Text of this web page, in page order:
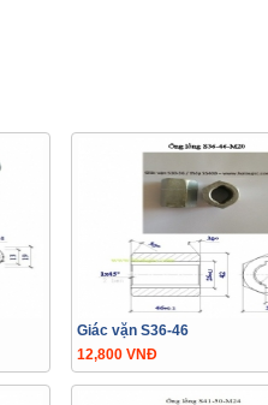
Giác vặn S36-46
12,800 VNĐ